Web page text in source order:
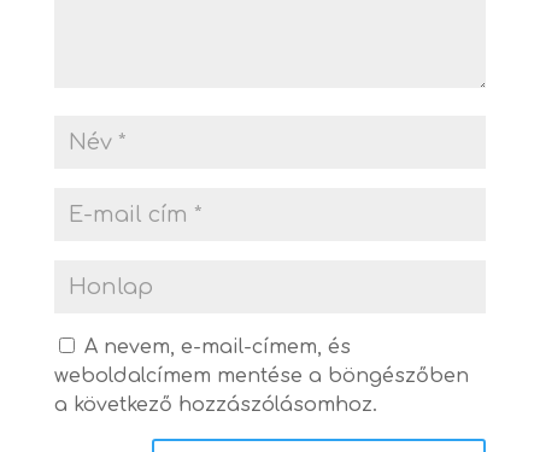
A nevem, e-mail-címem, és
weboldalcímem mentése a böngészőben
a következő hozzászólásomhoz.